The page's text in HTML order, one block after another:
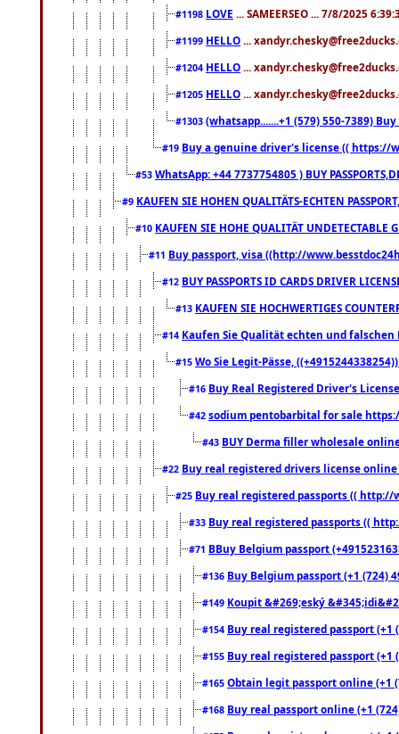
#1198 LOVE ... SAMEERSEO ... 7/8/2025
#1199 HELLO ...
#1204 HELLO ...
#1205 HELLO ...
#1303 (whatsapp.......+1 (579) 550-7389)
#19 Buy a genuine driver's license (( https://
#53 WhatsApp: +44 7737754805 ) BUY
#9 KAUFEN SIE HOHEN QUALITÄTS-ECHTEN
#10 KAUFEN SIE HOHE QUALITÄT
#11 Buy passport, visa ((http://
#12 BUY PASSPORTS ID CARDS DRIVER
#13 KAUFEN SIE HOCHWERTIGES
#14 Kaufen Sie Qualität echten und falschen
#15 Wo Sie Legit-Pässe,
#16 Buy Real Registered Driver's
#42 sodium pentobarbital for sale
#43 BUY Derma filler wholesale
#22 Buy real registered drivers license
#25 Buy real registered passports (( http://
#33 Buy real registered passports ((
#71 BBuy Belgium passport
#136 Buy Belgium passport (+1 (724)
#149 Koupit &#269;eský
#154 Buy real registered passport
#155 Buy real registered passport
#165 Obtain legit passport online (+1
#168 Buy real passport online (+1